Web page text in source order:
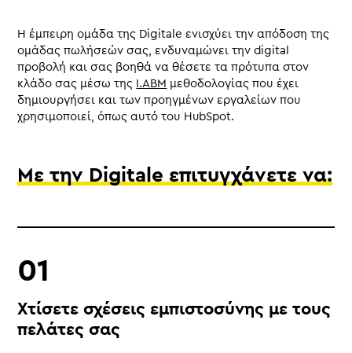
Η έμπειρη ομάδα της Digitale ενισχύει την απόδοση της
ομάδας πωλήσεών σας, ενδυναμώνει την digital
προβολή και σας βοηθά να θέσετε τα πρότυπα στον
κλάδο σας μέσω της I.ABM μεθοδολογίας που έχει
δημιουργήσει και των προηγμένων εργαλείων που
χρησιμοποιεί, όπως αυτό του HubSpot.
Με την Digitale επιτυγχάνετε να:
Χτίσετε σχέσεις εμπιστοσύνης με τους
πελάτες σας